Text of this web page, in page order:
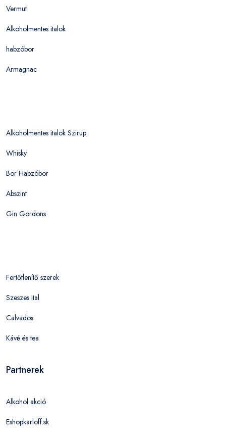
Vermut
Alkoholmentes italok
habzóbor
Armagnac
Alkoholmentes italok Szirup
Whisky
Bor Habzóbor
Abszint
Gin Gordons
Fertőtlenítő szerek
Szeszes ital
Calvados
Kávé és tea
Partnerek
Alkohol akció
Eshopkarloff.sk